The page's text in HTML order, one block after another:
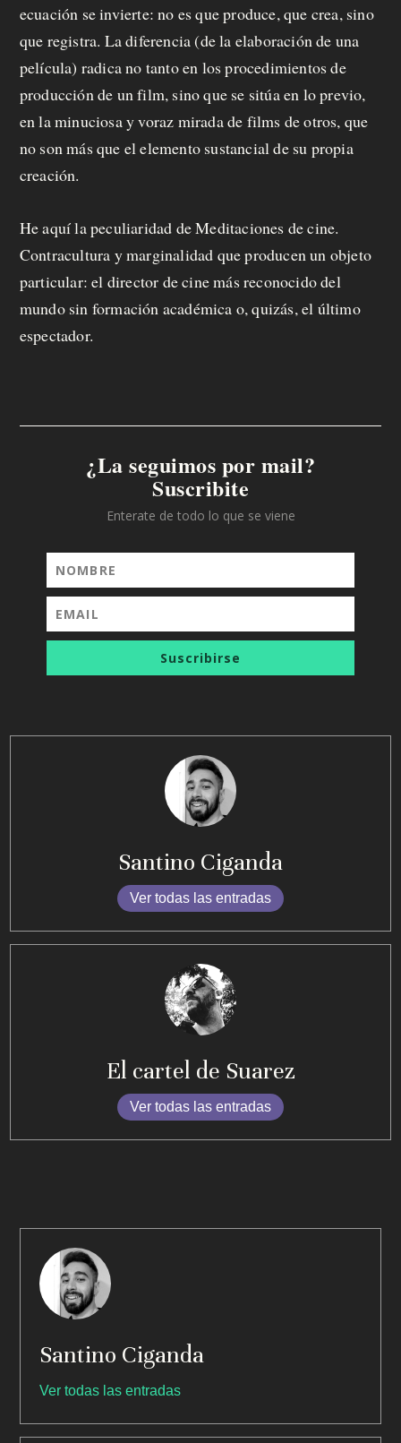
ecuación se invierte: no es que produce, que crea, sino
que registra. La diferencia (de la elaboración de una
película) radica no tanto en los procedimientos de
producción de un film, sino que se sitúa en lo previo,
en la minuciosa y voraz mirada de films de otros, que
no son más que el elemento sustancial de su propia
creación.
He aquí la peculiaridad de Meditaciones de cine.
Contracultura y marginalidad que producen un objeto
particular: el director de cine más reconocido del
mundo sin formación académica o, quizás, el último
espectador.
¿La seguimos por mail?
Suscribite
Enterate de todo lo que se viene
Suscribirse
Santino Ciganda
Ver todas las entradas
El cartel de Suarez
Ver todas las entradas
Santino Ciganda
Ver todas las entradas